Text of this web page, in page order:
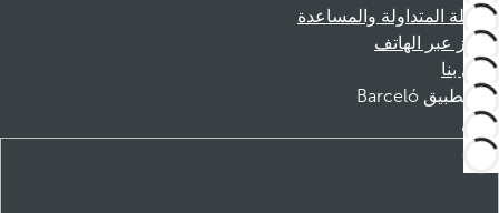
الأسئلة المتداولة والمساعدة
الحجز عبر الهاتف
اتصل بنا
تطبيق Barceló
تنزيل